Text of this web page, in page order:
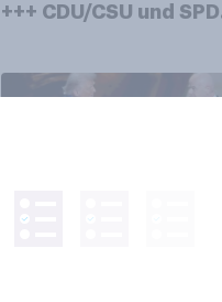
+++ CDU/CSU und SPD
wünschen sich Fußball-